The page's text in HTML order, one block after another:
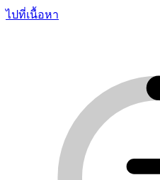
ไปที่เนื้อหา